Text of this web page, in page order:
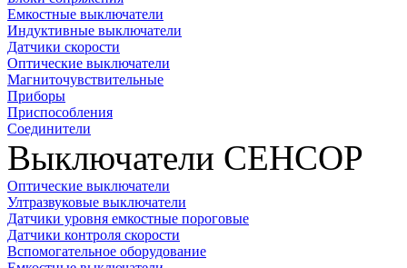
Емкостные выключатели
Индуктивные выключатели
Датчики скорости
Оптические выключатели
Магниточувствительные
Приборы
Приспособления
Соединители
Выключатели СЕНСОР
Оптические выключатели
Ултразвуковые выключатели
Датчики уровня емкостные пороговые
Датчики контроля скорости
Вспомогательное оборудование